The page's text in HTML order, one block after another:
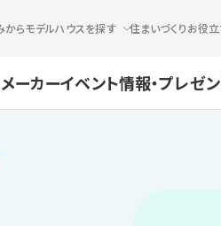
からモデルハウスを探す 住まいづくりお役
ーカーイベント情報・プレゼ